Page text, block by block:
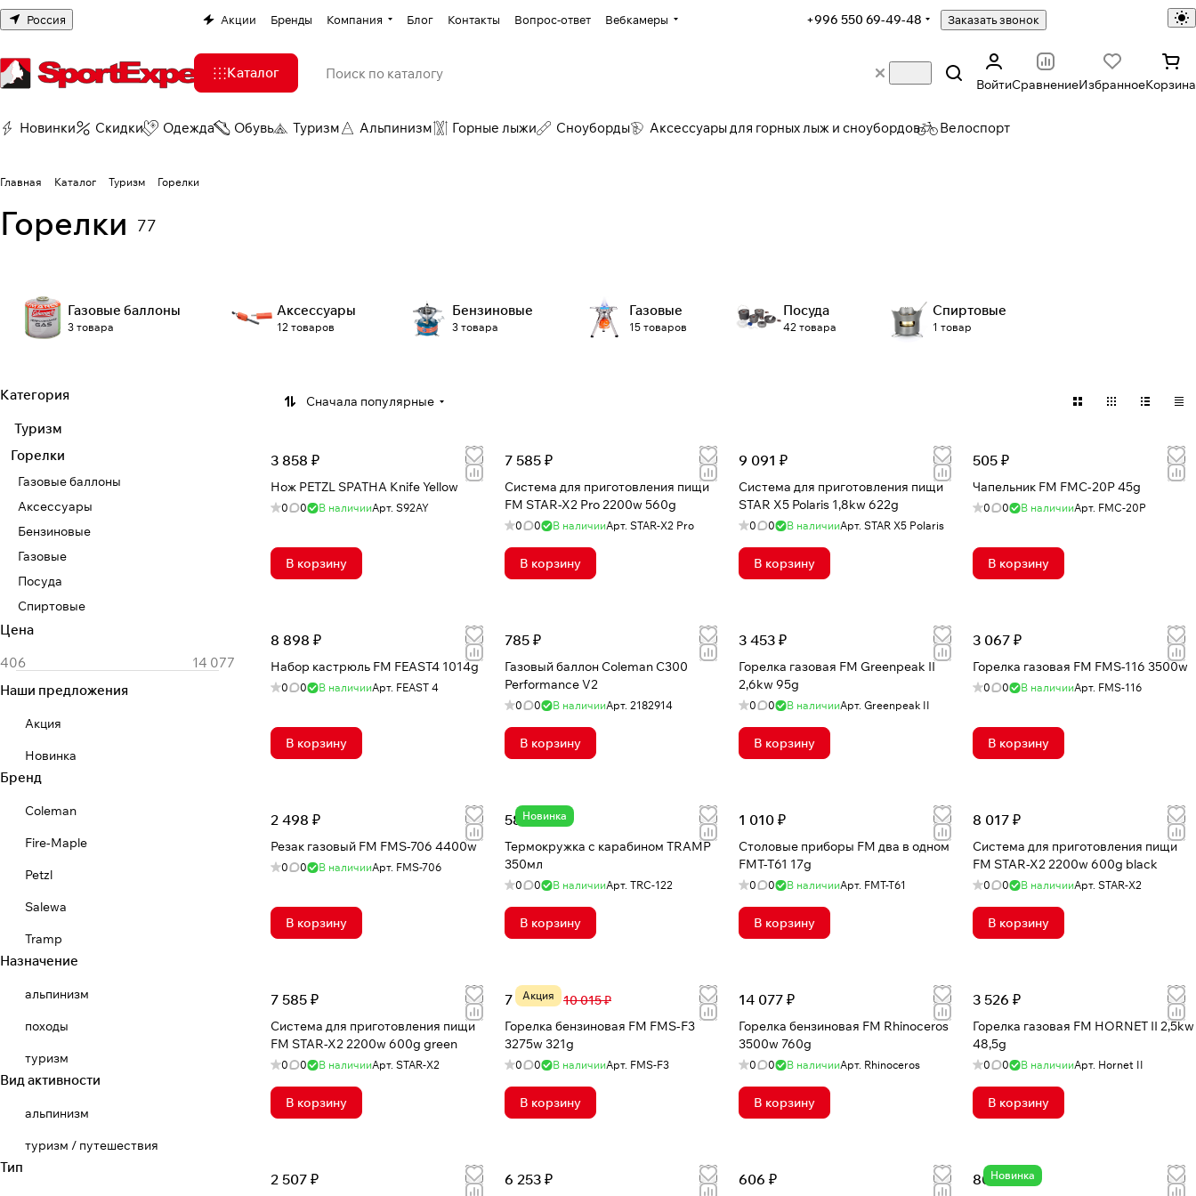
Россия Акции Бренды Компания Блог Контакты Вопрос-ответ Вебкамеры +996 550 69-49-48 Заказать звонок
Каталог
ВойтиСравнениеИзбранноеКорзина
Новинки Скидки Одежда Обувь Туризм Альпинизм Горные лыжи Сноуборды Аксессуары для горных лыж и сноубордов Велоспорт
Главная Каталог Туризм Горелки
Горелки 77
Газовые баллоны
3 товара
Аксессуары
12 товаров
Бензиновые
3 товара
Газовые
15 товаров
Посуда
42 товара
Спиртовые
1 товар
Сначала популярные
3 858 ₽
Нож PETZL SPATHA Knife Yellow
0 0 В наличииАрт. S92AY
В корзину
7 585 ₽
Система для приготовления пищи
FM STAR-X2 Pro 2200w 560g
0 0 В наличииАрт. STAR-X2 Pro
В корзину
9 091 ₽
Система для приготовления пищи
STAR X5 Polaris 1,8kw 622g
0 0 В наличииАрт. STAR X5 Polaris
В корзину
505 ₽
Чапельник FM FMC-20P 45g
0 0 В наличииАрт. FMC-20P
В корзину
8 898 ₽
Набор кастрюль FM FEAST4 1014g
0 0 В наличииАрт. FEAST 4
В корзину
785 ₽
Газовый баллон Coleman C300
Performance V2
0 0 В наличииАрт. 2182914
В корзину
3 453 ₽
Горелка газовая FM Greenpeak II
2,6kw 95g
0 0 В наличииАрт. Greenpeak II
В корзину
3 067 ₽
Горелка газовая FM FMS-116 3500w
0 0 В наличииАрт. FMS-116
В корзину
2 498 ₽
Резак газовый FM FMS-706 4400w
0 0 В наличииАрт. FMS-706
В корзину
Новинка
588 ₽
Термокружка c карабином TRAMP
350мл
0 0 В наличииАрт. TRC-122
В корзину
1 010 ₽
Столовые приборы FM два в одном
FMT-T61 17g
0 0 В наличииАрт. FMT-T61
В корзину
8 017 ₽
Система для приготовления пищи
FM STAR-X2 2200w 600g black
0 0 В наличииАрт. STAR-X2
В корзину
7 585 ₽
Система для приготовления пищи
FM STAR-X2 2200w 600g green
0 0 В наличииАрт. STAR-X2
В корзину
Акция
7 025 ₽
10 015 ₽
Горелка бензиновая FM FMS-F3
3275w 321g
0 0 В наличииАрт. FMS-F3
В корзину
14 077 ₽
Горелка бензиновая FM Rhinoceros
3500w 760g
0 0 В наличииАрт. Rhinoceros
В корзину
3 526 ₽
Горелка газовая FM HORNET II 2,5kw
48,5g
0 0 В наличииАрт. Hornet II
В корзину
2 507 ₽ 6 253 ₽ 606 ₽ Новинка
808 ₽
Категория
Туризм
Горелки
Газовые баллоны
Аксессуары
Бензиновые
Газовые
Посуда
Спиртовые
Цена
Наши предложения
Акция
Новинка
Бренд
Coleman
Fire-Maple
Petzl
Salewa
Tramp
Назначение
альпинизм
походы
туризм
Вид активности
альпинизм
туризм / путешествия
Тип